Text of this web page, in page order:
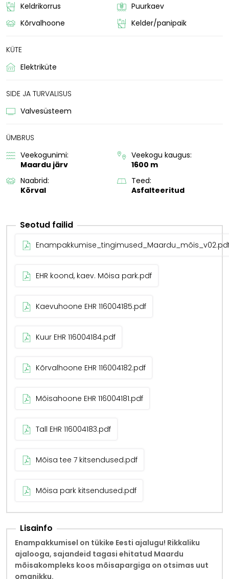
Keldrikorrus
Puurkaev
Kõrvalhoone
Kelder/panipaik
KÜTE
Elektriküte
SIDE JA TURVALISUS
Valvesüsteem
ÜMBRUS
Veekogunimi:
Maardu järv
Veekogu kaugus:
1600 m
Naabrid:
Kõrval
Teed:
Asfalteeritud
Seotud failid
EHR koond, kaev. Mõisa park.pdf
Kaevuhoone EHR 116004185.pdf
Kuur EHR 116004184.pdf
Kõrvalhoone EHR 116004182.pdf
Mõisahoone EHR 116004181.pdf
Tall EHR 116004183.pdf
Mõisa tee 7 kitsendused.pdf
Mõisa park kitsendused.pdf
Lisainfo
Enampakkumisel on tükike Eesti ajalugu! Rikkaliku
ajalooga, sajandeid tagasi ehitatud Maardu
mõisakompleks koos mõisapargiga on otsimas uut
omanikku.